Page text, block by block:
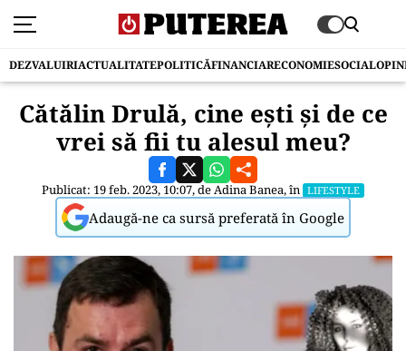
DEZVALUIRIACTUALITATEPOLITICĂFINANCIARECONOMIESOCIAL
Cătălin Drulă, cine ești și de ce
vrei să fii tu alesul meu?
Publicat: 19 feb. 2023, 10:07, deAdina Banea, în LIFESTYLE
Adaugă-ne ca sursă preferată în Google